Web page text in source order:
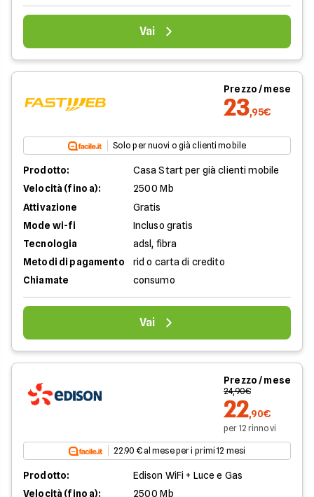
Vai
Prezzo / mese
23,95€
Solo per nuovi o già clienti mobile
Prodotto:
Casa Start per già clienti mobile
Velocità (fino a):
2500 Mb
Attivazione
Gratis
Mode wi-fi
Incluso gratis
Tecnologia
adsl, fibra
Metodi di pagamento
rid o carta di credito
Chiamate
consumo
Vai
Prezzo / mese
24,90€
22,90€
per 12 rinnovi
22.90 € al mese per i primi 12 mesi
Prodotto:
Edison WiFi + Luce e Gas
Velocità (fino a):
2500 Mb